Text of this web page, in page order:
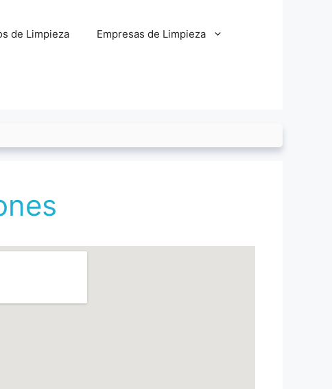
de Limpieza Empresas de Limpieza